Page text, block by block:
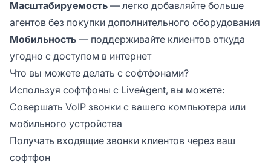
Масштабируемость — легко добавляйте больше
агентов без покупки дополнительного оборудования
Мобильность — поддерживайте клиентов откуда
угодно с доступом в интернет
Что вы можете делать с софтфонами?
Используя софтфоны с LiveAgent, вы можете:
Совершать VoIP звонки с вашего компьютера или
мобильного устройства
Получать входящие звонки клиентов через ваш
софтфон